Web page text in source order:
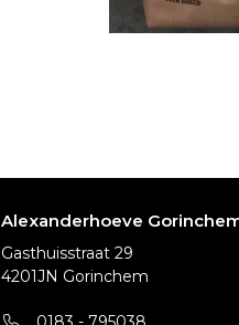
Alexanderhoeve
Gasthuisstraat 29
4201JN Gorinchem